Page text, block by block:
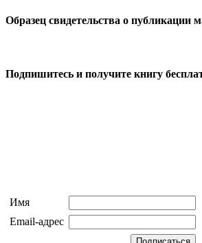
Образец свидетельства о публикации
Подпишитесь и получите книгу
Имя
Email-адрес